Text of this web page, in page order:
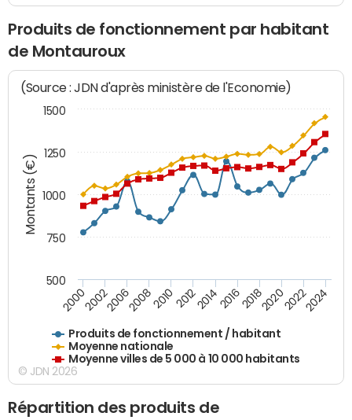
Produits de fonctionnement par habitant
de Montauroux
Montants (€)
(Source : JDN d'après ministère de l'Economie)
Produits de fonctionnement / habitant
Moyenne nationale
Moyenne villes de 5 000 à 10 000 habitants
200020022006200820102012201420162018202020222024
500
750
1000
1250
1500
© JDN 2026
Répartition des produits de